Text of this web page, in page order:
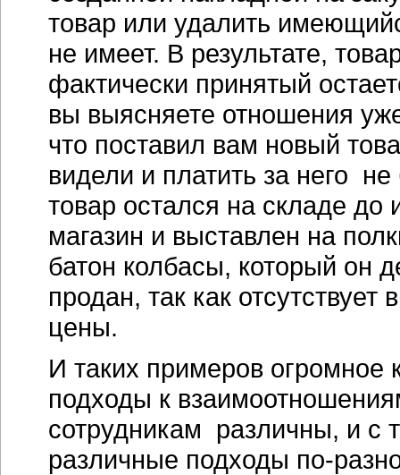
товар или удалить
не имеет. В результате,
фактически принятый
вы выясняете отношения
что поставил вам новый
видели и платить за него
товар остался на складе
магазин и выставлен на
батон колбасы, который он
продан, так как
цены.
И таких примеров огромное
подходы к
сотрудникам различны, и с
различные подходы по-